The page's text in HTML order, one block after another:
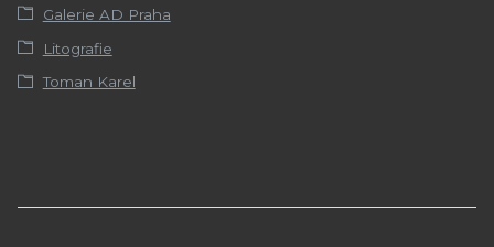
Galerie AD Praha
Litografie
Toman Karel